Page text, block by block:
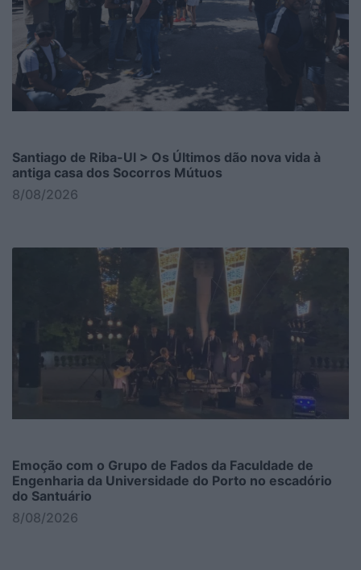
Santiago de Riba-Ul > Os Últimos dão nova vida à
antiga casa dos Socorros Mútuos
8/08/2026
Emoção com o Grupo de Fados da Faculdade de
Engenharia da Universidade do Porto no escadório
do Santuário
8/08/2026